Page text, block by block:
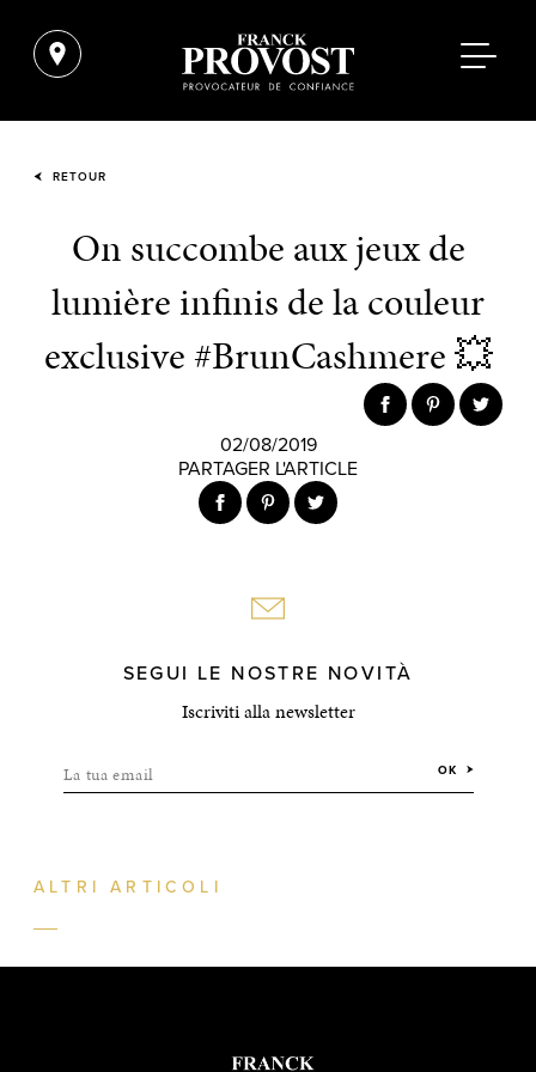
RETOUR
On succombe aux jeux de
lumière infinis de la couleur
exclusive #BrunCashmere 💥
02/08/2019
PARTAGER L'ARTICLE
SEGUI LE NOSTRE NOVITÀ
Iscriviti alla newsletter
La tua email OK
ALTRI ARTICOLI